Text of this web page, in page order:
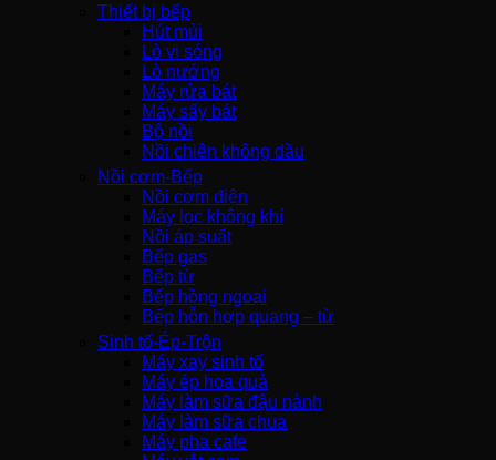
Thiết bị bếp
Hút mùi
Lò vi sóng
Lò nướng
Máy rửa bát
Máy sấy bát
Bộ nồi
Nồi chiên không dầu
Nồi cơm-Bếp
Nồi cơm điện
Máy lọc không khí
Nồi áp suất
Bếp gas
Bếp từ
Bếp hồng ngoại
Bếp hỗn hợp quang – từ
Sinh tố-Ép-Trộn
Máy xay sinh tố
Máy ép hoa quả
Máy làm sữa đậu nành
Máy làm sữa chua
Máy pha cafe